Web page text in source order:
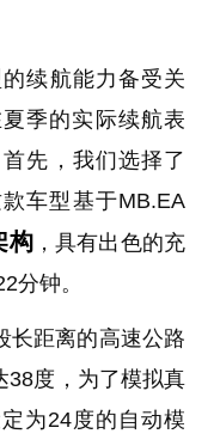
续航能力备受关
季的实际续航表
先，我们选择了
车型基于MB.EA
构，具有出色的充
分钟。
长距离的高速公路
38度，为了模拟真
为24度的自动模